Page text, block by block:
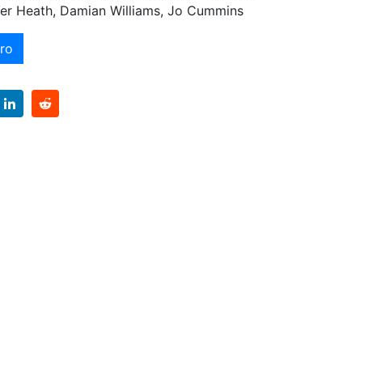
Heath, Damian Williams, Jo Cummins